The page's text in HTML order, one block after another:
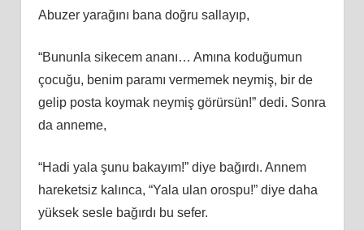
Abuzer yarağını bana doğru sallayıp,
“Bununla sikecem ananı… Amına koduğumun
çocuğu, benim paramı vermemek neymiş, bir de
gelip posta koymak neymiş görürsün!” dedi. Sonra
da anneme,
“Hadi yala şunu bakayım!” diye bağırdı. Annem
hareketsiz kalınca, “Yala ulan orospu!” diye daha
yüksek sesle bağırdı bu sefer.